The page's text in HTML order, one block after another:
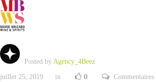
Chiffre d’affaires du 1er semestre
Posted by Agency_4Beez
juillet 25, 2019 in 0 Commentaires